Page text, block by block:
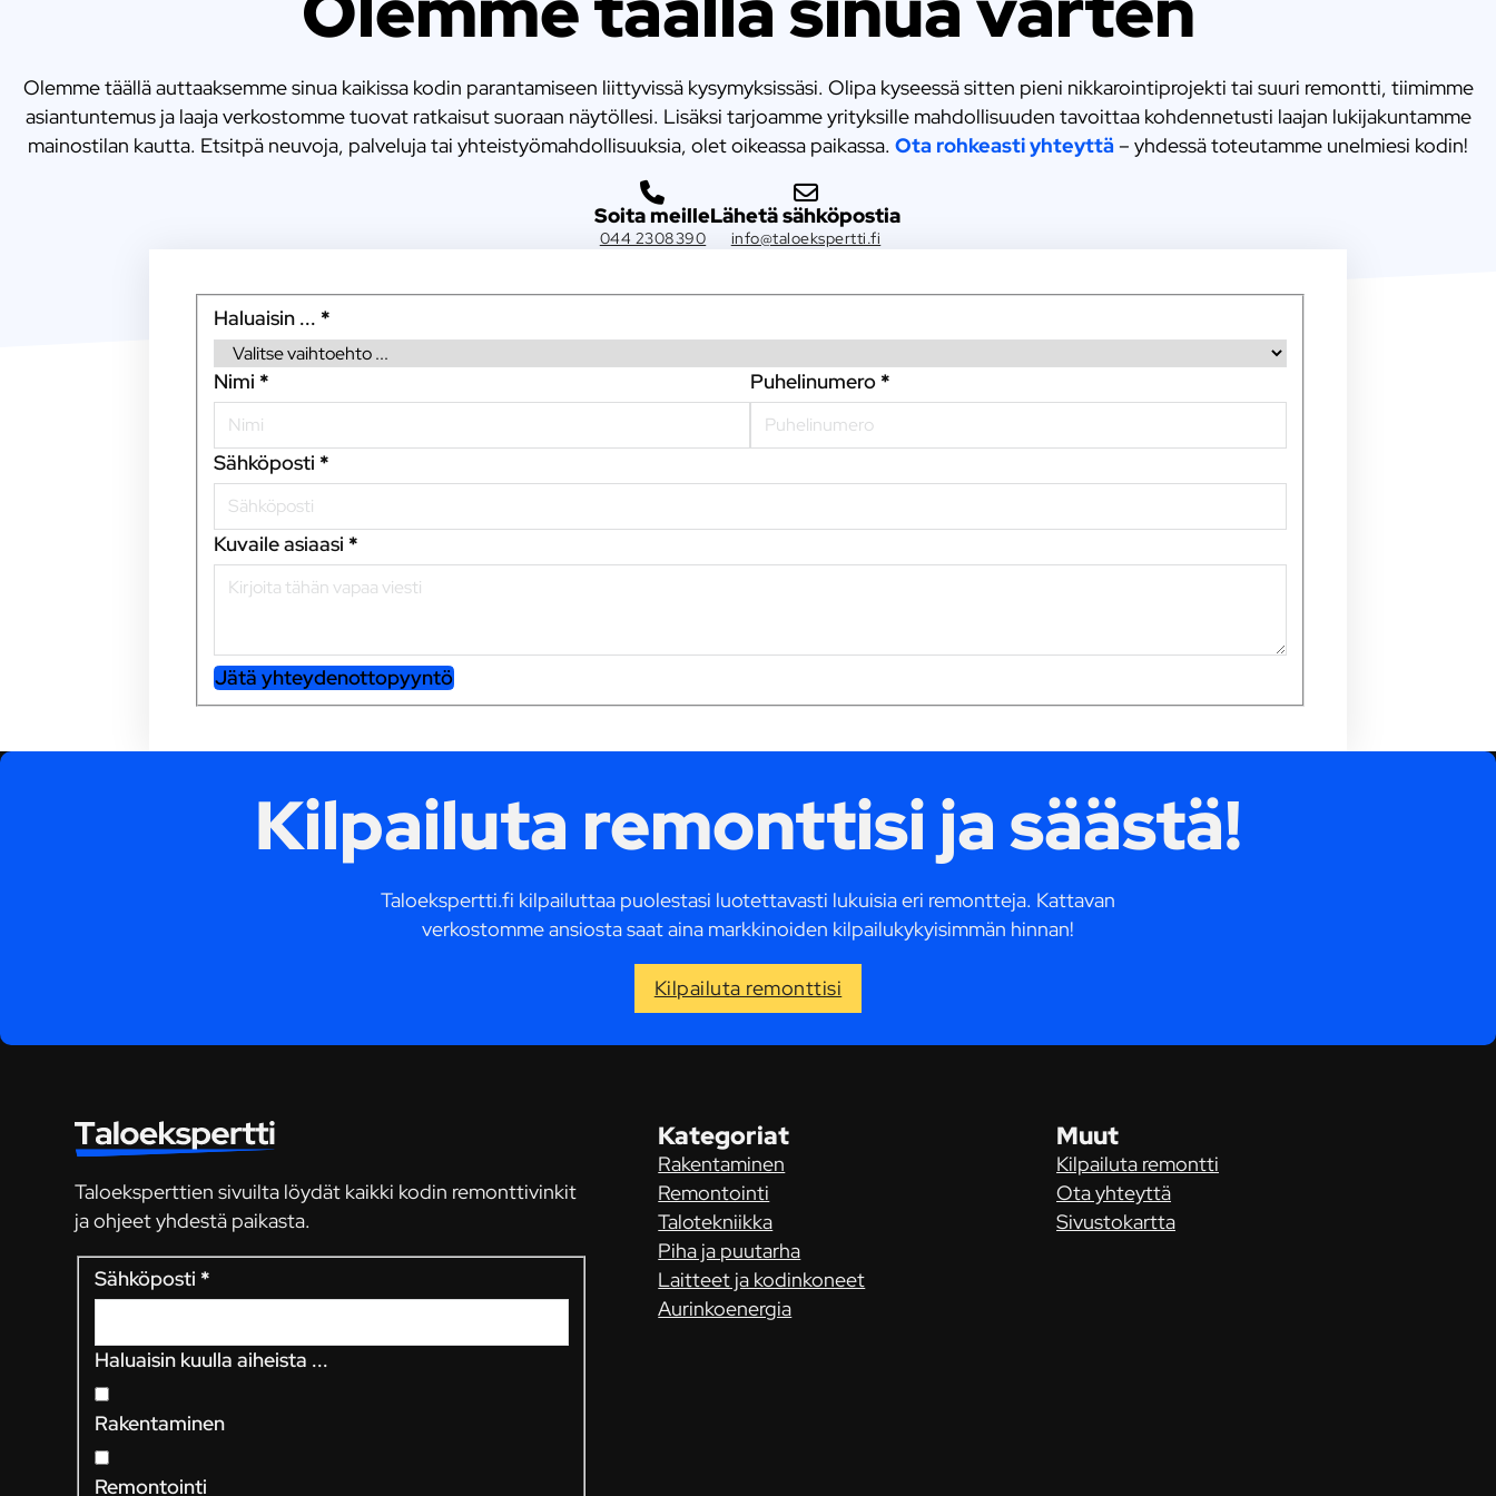
Olemme täällä auttaaksemme sinua kaikissa kodin parantamiseen liittyvissä kysymyksissäsi. Olipa kyseessä sitten pieni nikkarointiprojekti tai suuri remontti, tiimimme
asiantuntemus ja laaja verkostomme tuovat ratkaisut suoraan näytöllesi. Lisäksi tarjoamme yrityksille mahdollisuuden tavoittaa kohdennetusti laajan lukijakuntamme
mainostilan kautta. Etsitpä neuvoja, palveluja tai yhteistyömahdollisuuksia, olet oikeassa paikassa. Ota rohkeasti yhteyttä – yhdessä toteutamme unelmiesi kodin!
Soita meille
044 2308390
Lähetä sähköpostia
info@taloekspertti.fi
Haluaisin ... *
Nimi * Puhelinumero *
Sähköposti *
Kuvaile asiaasi *
Jätä yhteydenottopyyntö
Kilpailuta remonttisi ja säästä!
Taloekspertti.fi kilpailuttaa puolestasi luotettavasti lukuisia eri remontteja. Kattavan
verkostomme ansiosta saat aina markkinoiden kilpailukykyisimmän hinnan!
Kilpailuta remonttisi
Taloeksperttien sivuilta löydät kaikki kodin remonttivinkit
ja ohjeet yhdestä paikasta.
Sähköposti *
Haluaisin kuulla aiheista ...
Rakentaminen
Remontointi
Kategoriat
Rakentaminen
Remontointi
Talotekniikka
Piha ja puutarha
Laitteet ja kodinkoneet
Aurinkoenergia
Muut
Kilpailuta remontti
Ota yhteyttä
Sivustokartta